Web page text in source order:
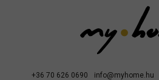
+36 70 626 0690 info@myhome.hu